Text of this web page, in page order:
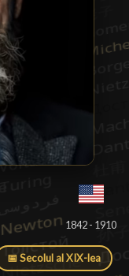
1842 - 1910
📅 Secolul al XIX-lea